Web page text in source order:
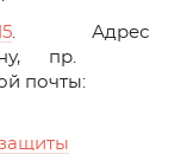
. Адрес
пр.
почты: